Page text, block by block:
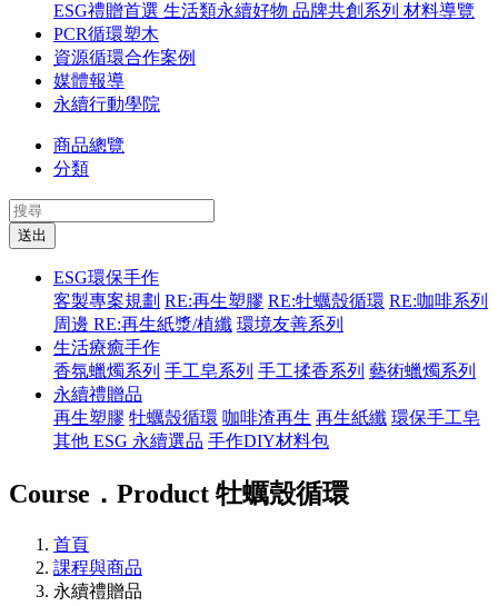
ESG禮贈首選 生活類永續好物 品牌共創系列 材料導覽
PCR循環塑木
資源循環合作案例
媒體報導
永續行動學院
商品總覽
分類
送出
ESG環保手作
客製專案規劃 RE:再生塑膠 RE:牡蠣殼循環 RE:咖啡系列
周邊 RE:再生紙漿/植纖 環境友善系列
生活療癒手作
香氛蠟燭系列 手工皂系列 手工揉香系列 藝術蠟燭系列
永續禮贈品
再生塑膠 牡蠣殼循環 咖啡渣再生 再生紙纖 環保手工皂
其他 ESG 永續選品 手作DIY材料包
Course．Product 牡蠣殼循環
首頁
課程與商品
永續禮贈品